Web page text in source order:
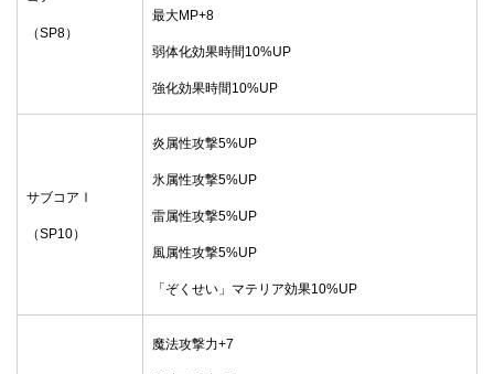
（SP8）
最大MP+8
弱体化効果時間10%UP
強化効果時間10%UP
サブコアⅠ
（SP10）
炎属性攻撃5%UP
氷属性攻撃5%UP
雷属性攻撃5%UP
風属性攻撃5%UP
「ぞくせい」マテリア効果10%UP
魔法攻撃力+7